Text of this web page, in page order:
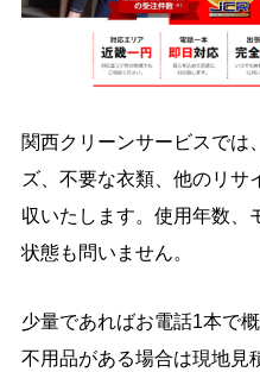
関西クリーンサービスでは
ズ、不要な衣類、他のリサ
収いたします。使用年数、
状態も問いません。
少量であればお電話1本で
不用品がある場合は現地見